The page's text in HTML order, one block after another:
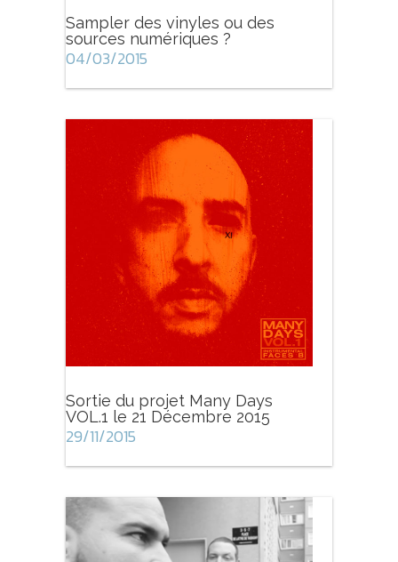
Sampler des vinyles ou des
sources numériques ?
04/03/2015
Sortie du projet Many Days
VOL.1 le 21 Décembre 2015
29/11/2015